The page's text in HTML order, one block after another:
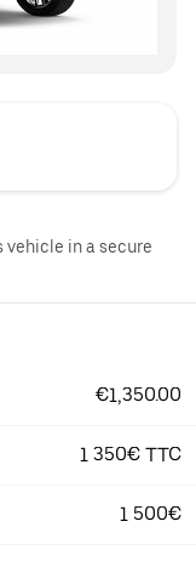
vehicle in a secure
€1,350.00
1 350€ TTC
1 500€